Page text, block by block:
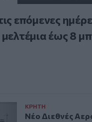
επόμενες
έως 8
ΚΡΗΤΗ
Νέο Διεθνές